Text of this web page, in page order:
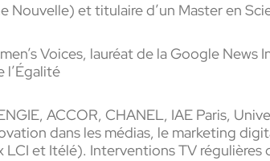
Nouvelle) et titulaire d’un Master en
Voices, lauréat de la Google News
l’Égalité
ACCOR, CHANEL, IAE Paris,
dans les médias, le marketing
et Itélé). Interventions TV régulières